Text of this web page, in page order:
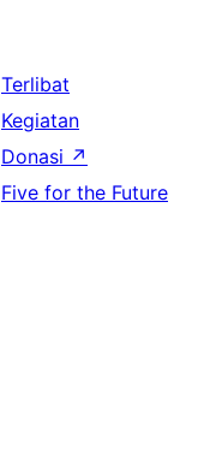
Terlibat
Kegiatan
Donasi ↗
Five for the Future